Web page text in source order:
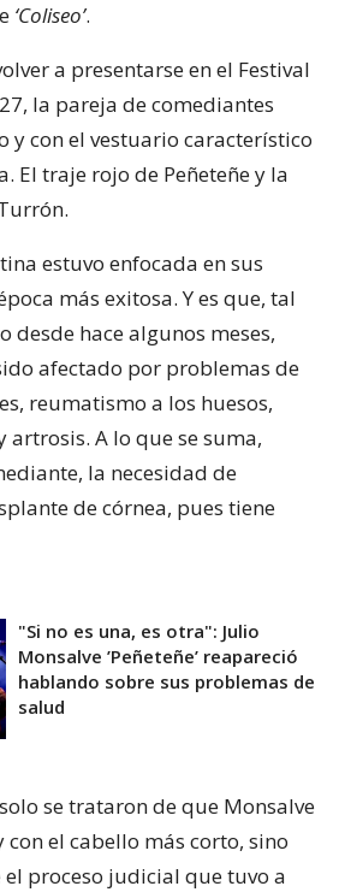
‘Coliseo’.
a presentarse en el Festival
la pareja de comediantes
y con el vestuario característico
El traje rojo de Peñeteñe y la
estuvo enfocada en sus
más exitosa. Y es que, tal
desde hace algunos meses,
afectado por problemas de
reumatismo a los huesos,
A lo que se suma,
la necesidad de
de córnea, pues tiene
"Si no es una, es otra": Julio
Monsalve ’Peñeteñe’ reapareció
hablando sobre sus problemas de
salud
se trataron de que Monsalve
el cabello más corto, sino
proceso judicial que tuvo a